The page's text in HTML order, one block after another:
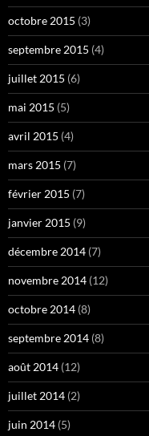
octobre 2015 (3)
septembre 2015 (4)
juillet 2015 (6)
mai 2015 (5)
avril 2015 (4)
mars 2015 (7)
février 2015 (7)
janvier 2015 (9)
décembre 2014 (7)
novembre 2014 (12)
octobre 2014 (8)
septembre 2014 (8)
août 2014 (12)
juillet 2014 (2)
juin 2014 (5)